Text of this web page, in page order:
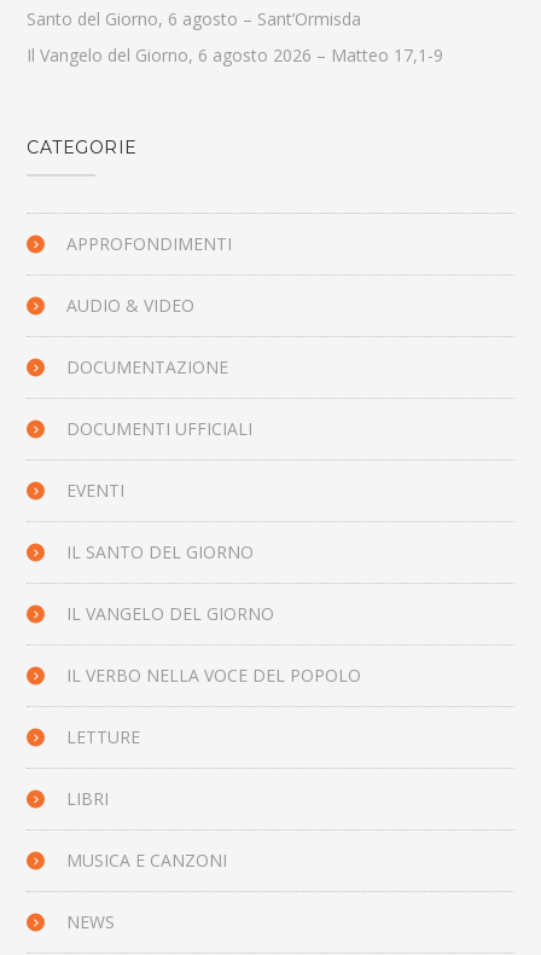
Santo del Giorno, 6 agosto – Sant’Ormisda
Il Vangelo del Giorno, 6 agosto 2026 – Matteo 17,1-9
CATEGORIE
APPROFONDIMENTI
AUDIO & VIDEO
DOCUMENTAZIONE
DOCUMENTI UFFICIALI
EVENTI
IL SANTO DEL GIORNO
IL VANGELO DEL GIORNO
IL VERBO NELLA VOCE DEL POPOLO
LETTURE
LIBRI
MUSICA E CANZONI
NEWS